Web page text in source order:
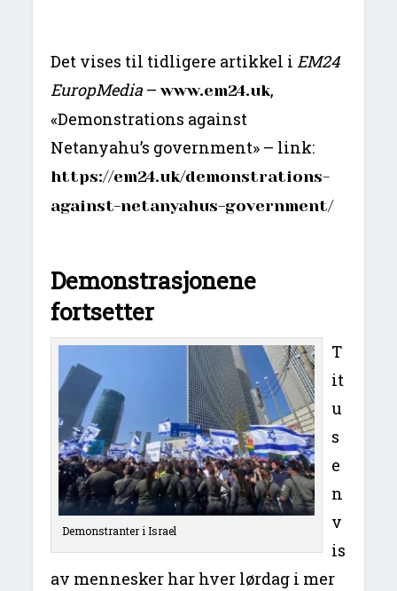
Det vises til tidligere artikkel i EM24
EuropMedia –www.em24.uk,
«Demonstrations against
Netanyahu’s government» – link:
https://em24.uk/demonstrations-
against-netanyahus-government/
Demonstrasjonene
fortsetter
Demonstranter i Israel
T
it
u
s
e
n
v
is
av mennesker har hver lørdag i mer